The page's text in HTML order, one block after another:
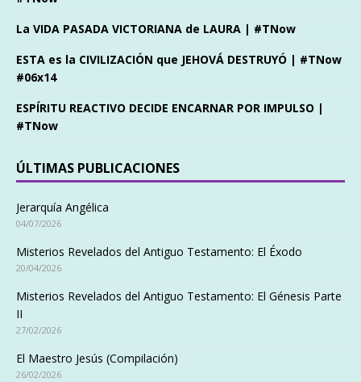
La VIDA PASADA VICTORIANA de LAURA | #TNow
ESTA es la CIVILIZACIÓN que JEHOVÁ DESTRUYÓ | #TNow
#06x14
ESPÍRITU REACTIVO DECIDE ENCARNAR POR IMPULSO |
#TNow
ÚLTIMAS PUBLICACIONES
Jerarquía Angélica
04/07/2026
Misterios Revelados del Antiguo Testamento: El Éxodo
20/04/2026
Misterios Revelados del Antiguo Testamento: El Génesis Parte
II
27/02/2026
El Maestro Jesús (Compilación)
26/02/2026